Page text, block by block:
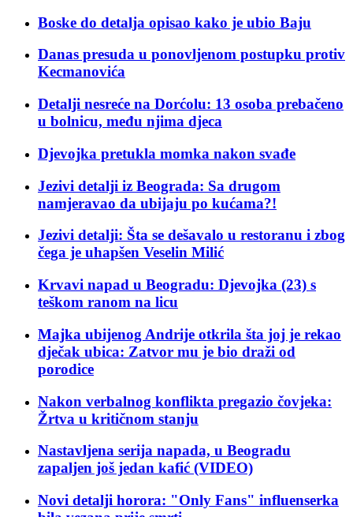
Boske do detalja opisao kako je ubio Baju
Danas presuda u ponovljenom postupku protiv
Kecmanovića
Detalji nesreće na Dorćolu: 13 osoba prebačeno
u bolnicu, među njima djeca
Djevojka pretukla momka nakon svađe
Jezivi detalji iz Beograda: Sa drugom
namjeravao da ubijaju po kućama?!
Jezivi detalji: Šta se dešavalo u restoranu i zbog
čega je uhapšen Veselin Milić
Krvavi napad u Beogradu: Djevojka (23) s
teškom ranom na licu
Majka ubijenog Andrije otkrila šta joj je rekao
dječak ubica: Zatvor mu je bio draži od
porodice
Nakon verbalnog konflikta pregazio čovjeka:
Žrtva u kritičnom stanju
Nastavljena serija napada, u Beogradu
zapaljen još jedan kafić (VIDEO)
Novi detalji horora: "Only Fans" influenserka